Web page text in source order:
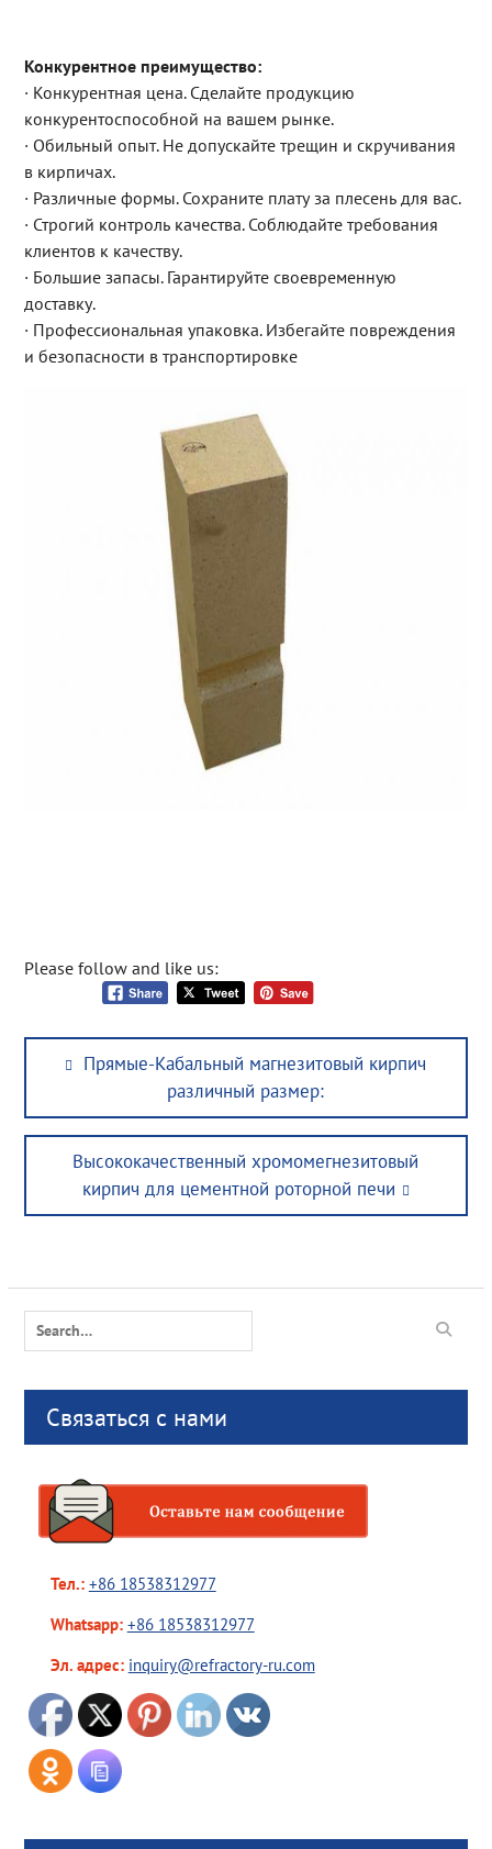
Конкурентное преимущество:
· Конкурентная цена. Сделайте продукцию
конкурентоспособной на вашем рынке.
· Обильный опыт. Не допускайте трещин и скручивания
в кирпичах.
· Различные формы. Сохраните плату за плесень для вас.
· Строгий контроль качества. Соблюдайте требования
клиентов к качеству.
· Большие запасы. Гарантируйте своевременную
доставку.
· Профессиональная упаковка. Избегайте повреждения
и безопасности в транспортировке
Please follow and like us:
Post
navigation
Previous
Прямые-Кабальный магнезитовый кирпич
различный размер:
Next
post:
Высококачественный хромомегнезитовый
кирпич для цементной роторной печи
Search
Связаться с нами
Тел.: +86 18538312977
Whatsapp: +86 18538312977
Эл. адрес: inquiry@refractory-ru.com